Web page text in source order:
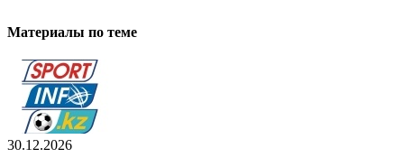
Материалы по теме
30.12.2026